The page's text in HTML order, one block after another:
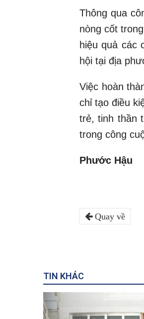
Thông qua
nòng cốt
hiệu quả các
hội tại địa
Việc hoàn
chỉ tạo điều
trẻ, tinh thần
trong công
Phước Hậu
Quay về
TIN KHÁC